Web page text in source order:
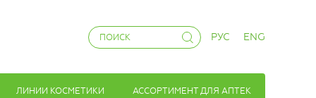
РУС ENG
ЛИНИИ КОСМЕТИКИ АССОРТИМЕНТ ДЛЯ АПТЕК